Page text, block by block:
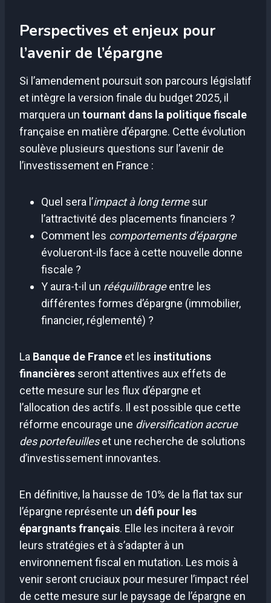
Perspectives et enjeux pour
l’avenir de l’épargne
Si l’amendement poursuit son parcours législatif
et intègre la version finale du budget 2025, il
marquera un tournant dans la politique fiscale
française en matière d’épargne. Cette évolution
soulève plusieurs questions sur l’avenir de
l’investissement en France :
Quel sera l’impact à long termesur
l’attractivité des placements financiers ?
Comment les comportements d’épargne
évolueront-ils face à cette nouvelle donne
fiscale ?
Y aura-t-il un rééquilibrageentre les
différentes formes d’épargne (immobilier,
financier, réglementé) ?
La Banque de France et les institutions
financières seront attentives aux effets de
cette mesure sur les flux d’épargne et
l’allocation des actifs. Il est possible que cette
réforme encourage une diversification accrue
des portefeuilleset une recherche de solutions
d’investissement innovantes.
En définitive, la hausse de 10% de la flat tax sur
l’épargne représente un défi pour les
épargnants français. Elle les incitera à revoir
leurs stratégies et à s’adapter à un
environnement fiscal en mutation. Les mois à
venir seront cruciaux pour mesurer l’impact réel
de cette mesure sur le paysage de l’épargne en